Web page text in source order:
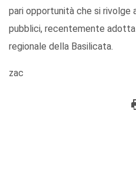
pari opportunità che si rivolge
pubblici, recentemente
regionale della Basilicata.
zac